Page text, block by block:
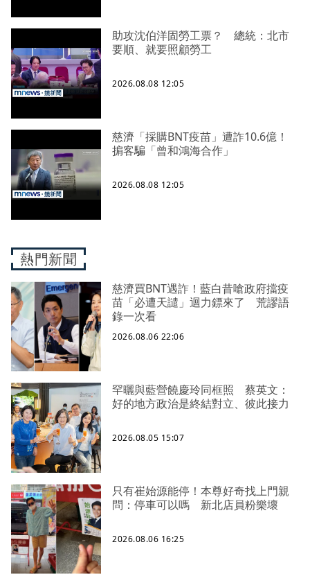
助攻沈伯洋固勞工票？ 總統：北市
要順、就要照顧勞工
2026.08.08 12:05
慈濟「採購BNT疫苗」遭詐10.6億！
掮客騙「曾和鴻海合作」
2026.08.08 12:05
熱門新聞
慈濟買BNT遇詐！藍白昔嗆政府擋疫
苗「必遭天譴」迴力鏢來了 荒謬語
錄一次看
2026.08.06 22:06
罕曬與藍營饒慶玲同框照 蔡英文：
好的地方政治是終結對立、彼此接力
2026.08.05 15:07
只有崔始源能停！本尊好奇找上門親
問：停車可以嗎 新北店員粉樂壞
2026.08.06 16:25